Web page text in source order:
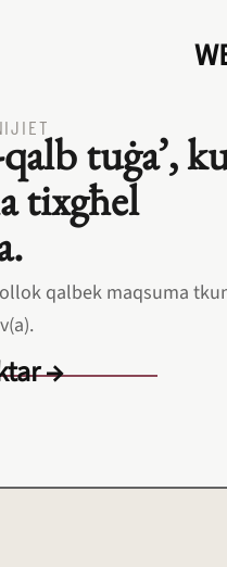
tuġa’,
tixgħel
qalbek maqsuma
→